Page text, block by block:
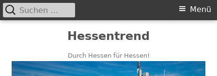
Hessentrend
Durch Hessen für Hessen!
Primäres
Menü
Suchen
nach: